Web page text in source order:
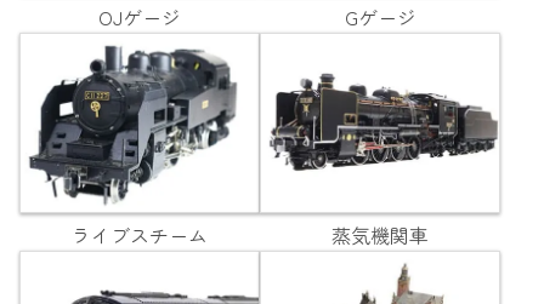
OJゲージ Gゲージ
ライブスチーム 蒸気機関車